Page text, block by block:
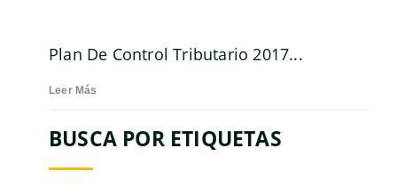
Plan De Control Tributario 2017...
Leer Más
BUSCA POR ETIQUETAS